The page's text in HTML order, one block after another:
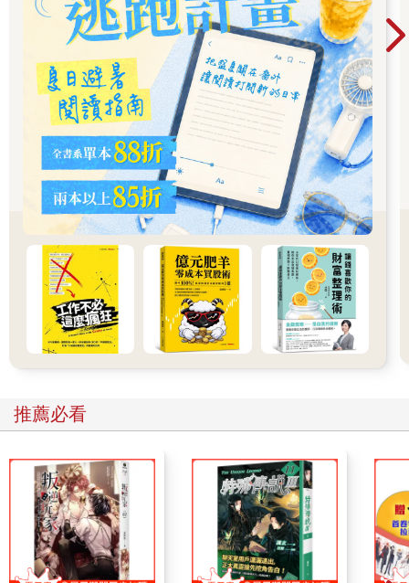
血量會更大，甚至是更糟的結果。病人的安全第一。因此這次克
莉絲汀幾乎沒有機會接近病人的神經。四小時的手術，如果她能
夠操作十五分鐘以上，就要謝天謝地了，而且還只是切割脂肪這
種非常簡單安全的環節。輪到她操作時，主治醫師只會在一旁大
聲喝斥，一旦犯下大錯，主治醫師就會直接點一下觸控式螢幕，
搶過來自己做，把她晾在一邊，感覺就像小時候戴著「我是笨
蛋」的帽子，站在角落罰站。經過這樣的手術，她怎麼可能成為
更優秀的機器人外科醫師？
結果就是，像克莉絲汀這樣的住院醫師，即使完成培訓，對機器
人手術仍然缺乏信心，也沒有學到多少技術。後來，克莉絲汀成
為外科醫師，第一次獨立操作機器人手術，卻在控制台上狂冒冷
汗，動作斷斷續續，速度慢到不行，不小心燒壞和切除許多身體
組織。手術團隊不發一語，氣氛相當凝重，人人面露難色。病人
最後的失血量是她導師的十倍，原本只需要三小時的手術，硬生
生拖到七小時。我在機器人手術室裡，親眼目睹一切，忍不住詢
問克莉絲汀的外科主任，我好奇這項新技術對醫師這一行的影
響。外科主任非常憂心，雖然美國還是有精通機器人的明星外科
醫師，但是絕大多數操作機器人的外科醫師手術實戰技能不足。
他說：「我的意思是，這些人根本做不來。從來沒有真正操作過
演員。」
這引發我的關注。
然而，現在對機器人手術的需求正在瘋狂成長；很多醫院早就有
手術機器人，還硬逼克莉絲汀這樣的新人醫師上場，反正她遲早
得使用。二○一九年，《美國新聞與世界報導》（U.S. News &
World Report）和《連線》（Wired）獨立調查此事，結果發現機
器人手術培訓簡直就是「無法無天」，成果「糟糕透頂」。二○二
二年，全球頂尖工程雜誌《科技縱覽》（IEEE Spectrum）也得
出同樣的結論。許多人在接受機器人手術時，可能會遇到臨床訓
推薦必看